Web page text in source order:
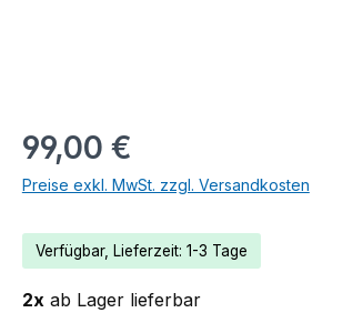
Lager!
99,00 €
Preise exkl. MwSt. zzgl. Versandkosten
Verfügbar, Lieferzeit: 1-3 Tage
2x ab Lager lieferbar